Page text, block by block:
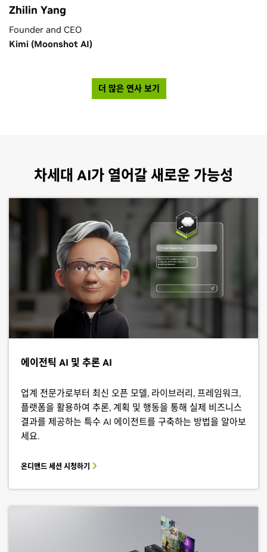
Zhilin Yang
Founder and CEO
Kimi (Moonshot AI)
더 많은 연사 보기
차세대 AI가 열어갈 새로운 가능성
에이전틱 AI 및 추론 AI
업계 전문가로부터 최신 오픈 모델, 라이브러리, 프레임워크,
플랫폼을 활용하여 추론, 계획 및 행동을 통해 실제 비즈니스
결과를 제공하는 특수 AI 에이전트를 구축하는 방법을 알아보
세요.
온디맨드 세션 시청하기